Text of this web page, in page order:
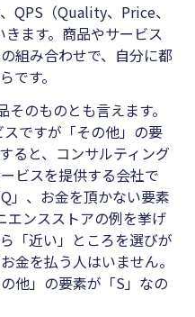
QPS（Quality、Price、
ます。商品やサービス
組み合わせで、自分に都
です。
そのものとも言えます。
スですが「その他」の要
ると、コンサルティング
ビスを提供する会社で
」、お金を頂かない要素
エンスストアの例を挙げ
「近い」ところを選びが
金を払う人はいません。
他」の要素が「S」なの